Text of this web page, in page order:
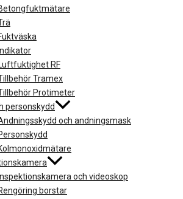
Indikator
RF
Tramex
Protimeter
personskydd
och andningsmask
Inspektionskamera och videoskop
borstar